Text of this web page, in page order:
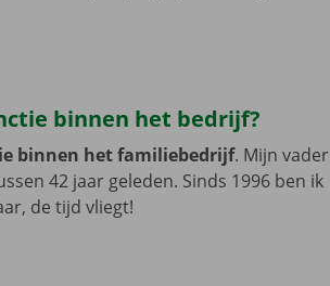
binnen het bedrijf?
binnen het familiebedrijf. Mijn vader
42 jaar geleden. Sinds 1996 ben ik
de tijd vliegt!